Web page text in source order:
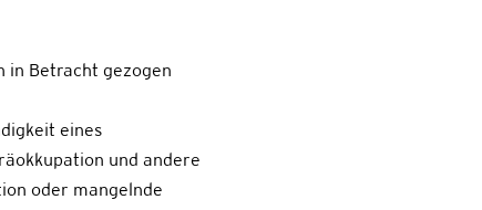
in Betracht gezogen
eines
und andere
oder mangelnde